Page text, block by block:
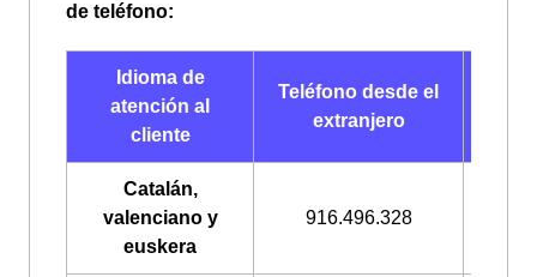
de teléfono:
Idioma de
atención al
cliente
Teléfono desde el
extranjero
Catalán,
valenciano y
euskera
916.496.328